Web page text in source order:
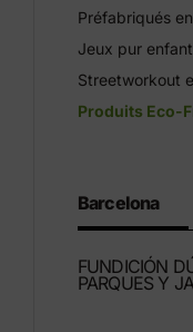
Préfabriqués
Jeux pur
Streetworkout
Produits Eco-
Barcelona
FUNDICIÓN
PARQUES Y